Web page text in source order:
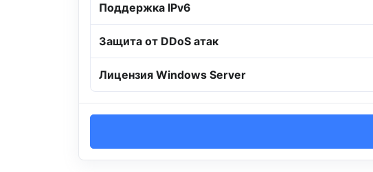
Поддержка IPv6
Защита от DDoS атак
Лицензия Windows Server